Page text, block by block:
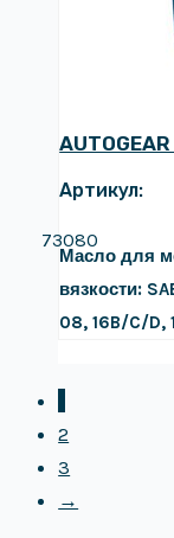
Артикул:
73080
Масло для
вязкости:
08, 16B/C/D,
2
3
→